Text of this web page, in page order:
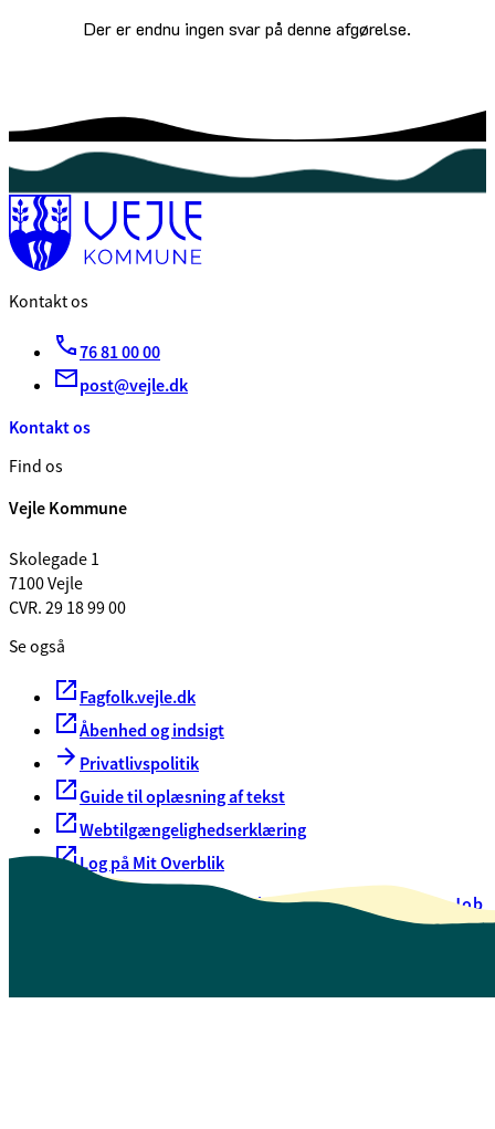
Der er endnu ingen svar på denne afgørelse.
Kontakt os
76 81 00 00
post@vejle.dk
Kontakt os
Find os
Vejle Kommune
Skolegade 1
7100 Vejle
CVR. 29 18 99 00
Se også
Fagfolk.vejle.dk
Åbenhed og indsigt
Privatlivspolitik
Guide til oplæsning af tekst
Webtilgængelighedserklæring
Log på Mit Overblik
Oversigt over selvbetjeningJob